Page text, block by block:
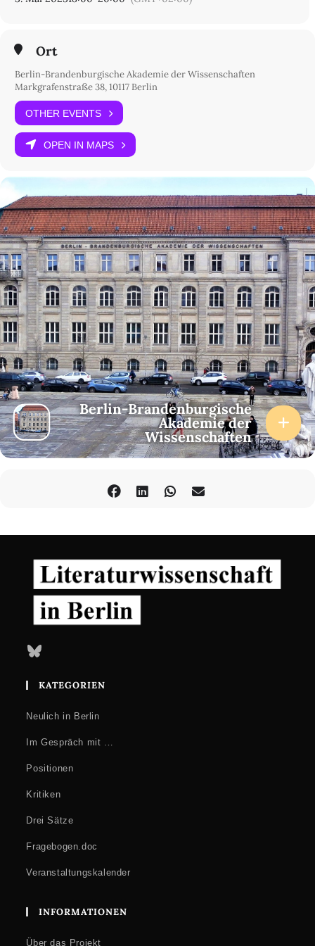
Ort
Berlin-Brandenburgische Akademie der Wissenschaften
Markgrafenstraße 38, 10117 Berlin
OTHER EVENTS
OPEN IN MAPS
Berlin-Brandenburgische
Akademie der
Wissenschaften
Bluesky
KATEGORIEN
Neulich in Berlin
Im Gespräch mit …
Positionen
Kritiken
Drei Sätze
Fragebogen.doc
Veranstaltungskalender
INFORMATIONEN
Über das Projekt